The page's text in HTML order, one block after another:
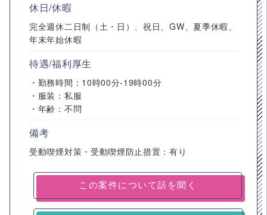
休日/休暇
完全週休二日制（土・日）、祝日、GW、夏季休暇、
年末年始休暇
待遇/福利厚生
・勤務時間：10時00分-19時00分
・服装：私服
・年齢：不問
備考
受動喫煙対策・受動喫煙防止措置：有り